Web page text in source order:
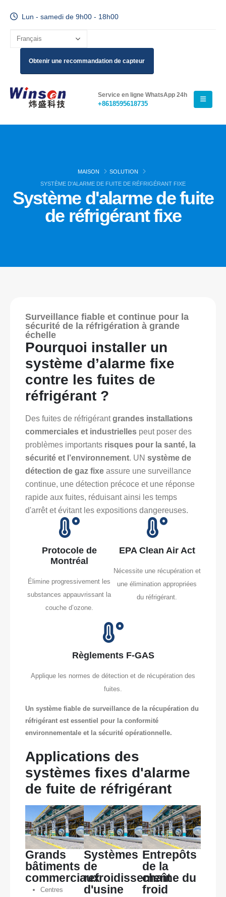
Lun - samedi de 9h00 - 18h00
Obtenir une recommandation de capteur
Service en ligne WhatsApp 24h
+8618595618735
MAISON
SOLUTION
SYSTÈME D'ALARME DE FUITE DE RÉFRIGÉRANT FIXE
Système d'alarme de fuite
de réfrigérant fixe
Surveillance fiable et continue pour la
sécurité de la réfrigération à grande
échelle
Pourquoi installer un
système d’alarme fixe
contre les fuites de
réfrigérant ?
Des fuites de réfrigérantgrandes installations
commerciales et industrielles peut poser des
problèmes importants risques pour la santé, la
sécurité et l’environnement. UN système de
détection de gaz fixe assure une surveillance
continue, une détection précoce et une réponse
rapide aux fuites, réduisant ainsi les temps
d'arrêt et évitant les expositions dangereuses.
Protocole de
Montréal
Élimine progressivement les
substances appauvrissant la
couche d’ozone.
EPA Clean Air Act
Nécessite une récupération et
une élimination appropriées
du réfrigérant.
Règlements F-GAS
Applique les normes de détection et de récupération des
fuites.
Un système fiable de surveillance de la récupération du
réfrigérant est essentiel pour la conformité
environnementale et la sécurité opérationnelle.
Applications des
systèmes fixes d'alarme
de fuite de réfrigérant
Grands
bâtiments
commerciaux
Centres
Systèmes
de
refroidissement
d'usine
Entrepôts
de la
chaîne du
froid